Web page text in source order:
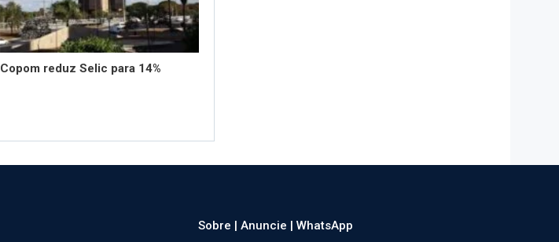
Copom reduz Selic para 14%
Sobre |Anuncie |WhatsApp